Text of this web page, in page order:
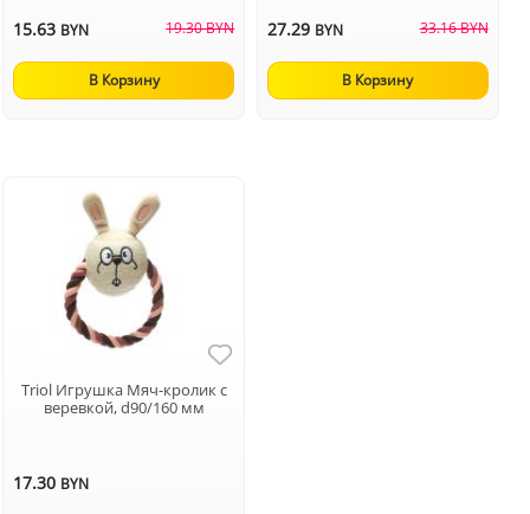
15.63 BYN 19.30 BYN
В Корзину
27.29 BYN 33.16 BYN
В Корзину
Triol Игрушка Мяч-кролик с
веревкой, d90/160 мм
17.30 BYN